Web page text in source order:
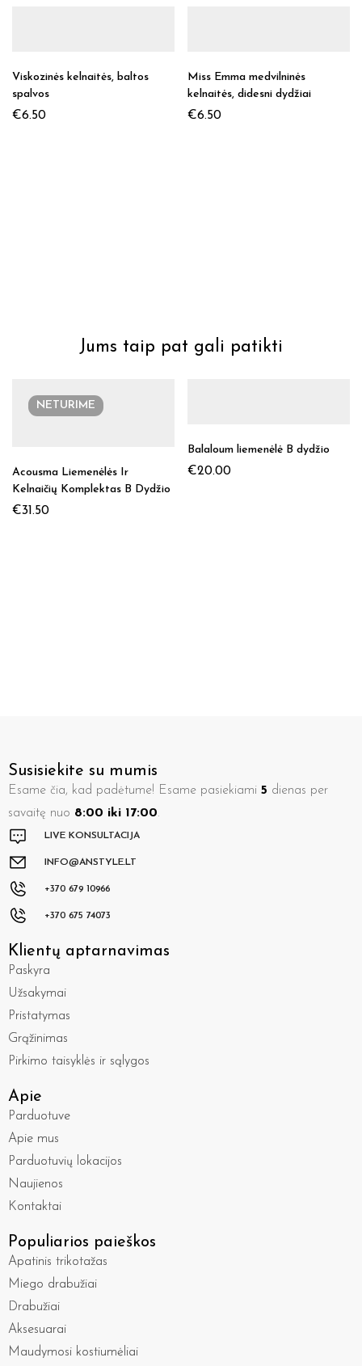
Viskozinės kelnaitės, baltos
spalvos
€6.50
Miss Emma medvilninės
kelnaitės, didesni dydžiai
€6.50
Jums taip pat gali patikti
NETURIME
Acousma Liemenėlės Ir
Kelnaičių Komplektas B Dydžio
€31.50
Balaloum liemenėlė B dydžio
€20.00
Susisiekite su mumis
Esame čia, kad padėtume! Esame pasiekiami 5 dienas per
savaitę nuo 8:00 iki 17:00.
LIVE KONSULTACIJA
INFO@ANSTYLE.LT
+370 679 10966
+370 675 74073
Klientų aptarnavimas
Paskyra
Užsakymai
Pristatymas
Grąžinimas
Pirkimo taisyklės ir sąlygos
Apie
Parduotuve
Apie mus
Parduotuvių lokacijos
Naujienos
Kontaktai
Populiarios paieškos
Apatinis trikotažas
Miego drabužiai
Drabužiai
Aksesuarai
Maudymosi kostiumėliai